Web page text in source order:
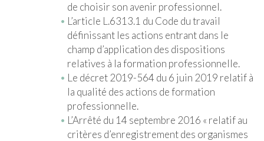
de choisir son avenir professionnel.
L’article L.6313.1 du Code du travail
définissant les actions entrant dans le
champ d’application des dispositions
relatives à la formation professionnelle.
Le décret 2019-564 du 6 juin 2019 relatif à
la qualité des actions de formation
professionnelle.
L’Arrêté du 14 septembre 2016 « relatif au
critères d’enregistrement des organismes